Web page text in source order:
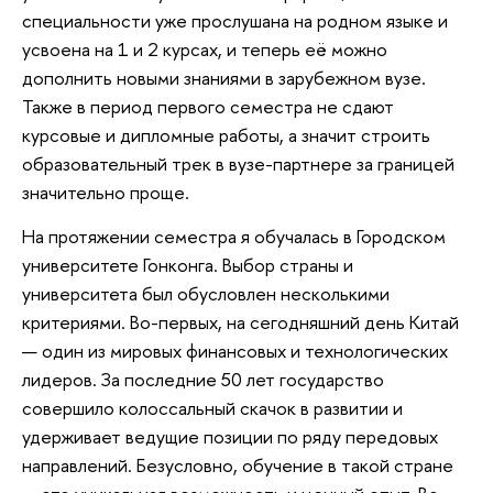
специальности уже прослушана на родном языке и
усвоена на 1 и 2 курсах, и теперь её можно
дополнить новыми знаниями в зарубежном вузе.
Также в период первого семестра не сдают
курсовые и дипломные работы, а значит строить
образовательный трек в вузе-партнере за границей
значительно проще.
На протяжении семестра я обучалась в Городском
университете Гонконга. Выбор страны и
университета был обусловлен несколькими
критериями. Во-первых, на сегодняшний день Китай
— один из мировых финансовых и технологических
лидеров. За последние 50 лет государство
совершило колоссальный скачок в развитии и
удерживает ведущие позиции по ряду передовых
направлений. Безусловно, обучение в такой стране